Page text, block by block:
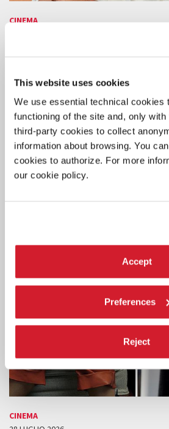
This website uses cookies
We use essential technical cookies
functioning of the site and, only
third-party cookies to collect
information about browsing. You
cookies to authorize. For more
our cookie policy.
Accept
Preferences
Reject
CINEMA
ALL’ATTRICE SERENA
2026
La consegna del premio giovedì 10
(Palazzo del Cinema) alle ore 21.30,
Concorso del filmScherzettodi Mario
CINEMA